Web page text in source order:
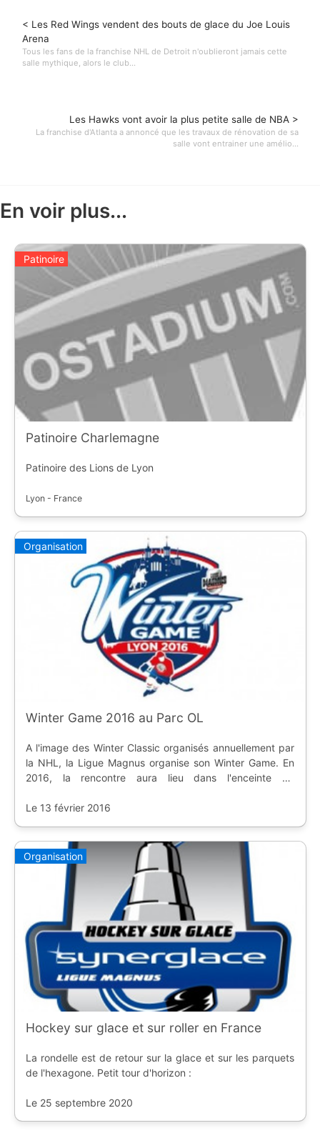
< Les Red Wings vendent des bouts de glace du Joe Louis
Arena
Tous les fans de la franchise NHL de Detroit n'oublieront jamais cette
salle mythique, alors le club...
Les Hawks vont avoir la plus petite salle de NBA >
La franchise d'Atlanta a annoncé que les travaux de rénovation de sa
salle vont entrainer une amélio...
En voir plus...
Patinoire
Patinoire Charlemagne
Patinoire des Lions de Lyon
Lyon - France
Organisation
Winter Game 2016 au Parc OL
A l'image des Winter Classic organisés annuellement par
la NHL, la Ligue Magnus organise son Winter Game. En
2016, la rencontre aura lieu dans l'enceinte de
Le 13 février 2016
Organisation
Hockey sur glace et sur roller en France
La rondelle est de retour sur la glace et sur les parquets
de l'hexagone. Petit tour d'horizon :
Le 25 septembre 2020